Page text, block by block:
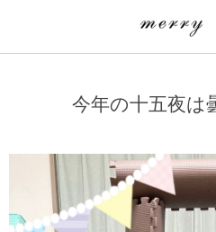
今年の十五夜は
merry attic ミュージッククラス